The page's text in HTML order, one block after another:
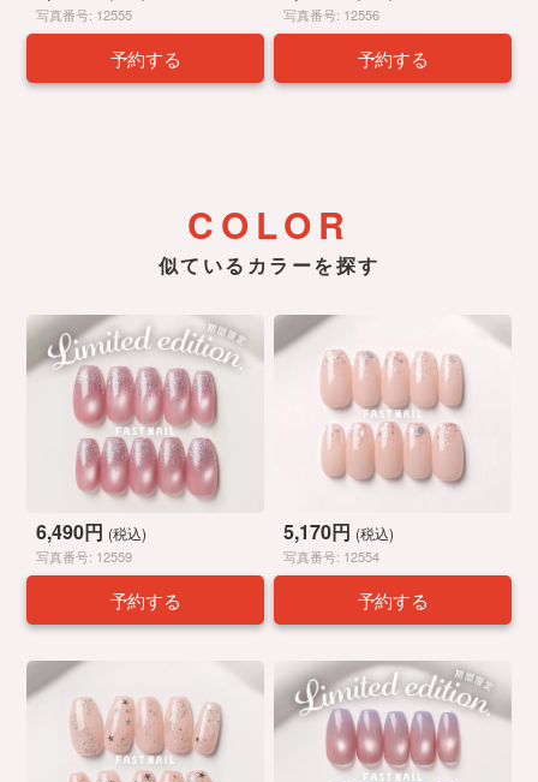
写真番号: 12555
予約する
写真番号: 12556
予約する
COLOR
似ているカラーを探す
6,490円 (税込)
写真番号: 12559
予約する
5,170円 (税込)
写真番号: 12554
予約する